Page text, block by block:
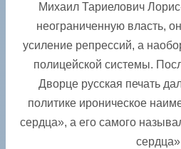
Михаил Тариелович
неограниченную власть,
усиление репрессий, а
полицейской системы.
Дворце русская печать
политике ироническое
сердца», а его самого